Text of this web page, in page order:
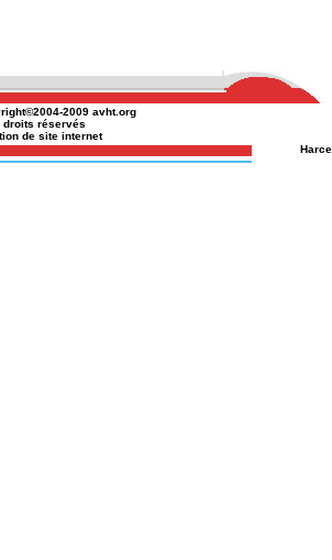
2009 avht.org
droits réservés
de site internet